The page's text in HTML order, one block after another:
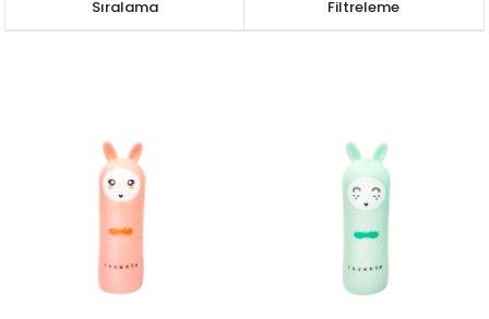
Filtreleme
Sıralama